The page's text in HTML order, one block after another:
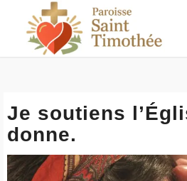
Je soutiens
donne.